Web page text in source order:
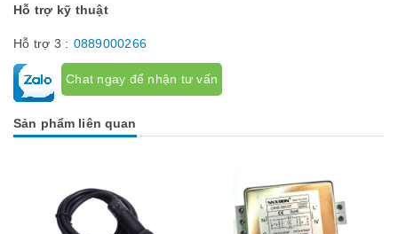
Hỗ trợ kỹ thuật
Hỗ trợ 3 : 0889000266
Chat ngay để nhận tư vấn
Sản phẩm liên quan
Mua hàng